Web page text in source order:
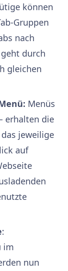
können
Gruppen
nach
durch
gleichen
Menüs
erhalten die
jeweilige
auf
:
im
nun